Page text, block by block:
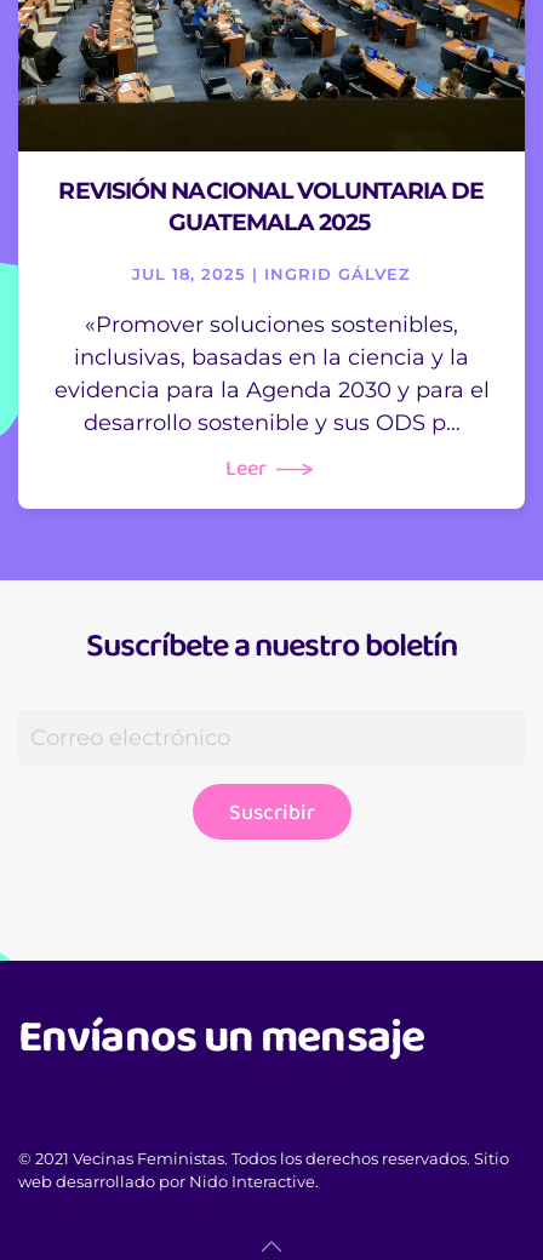
REVISIÓN NACIONAL VOLUNTARIA DE
GUATEMALA 2025
JUL 18, 2025 | INGRID GÁLVEZ
«Promover soluciones sostenibles,
inclusivas, basadas en la ciencia y la
evidencia para la Agenda 2030 y para el
desarrollo sostenible y sus ODS p…
Leer
Suscríbete a nuestro boletín
Suscribir
Envíanos un mensaje
© 2021 Vecinas Feministas. Todos los derechos reservados. Sitio
web desarrollado por Nido Interactive.